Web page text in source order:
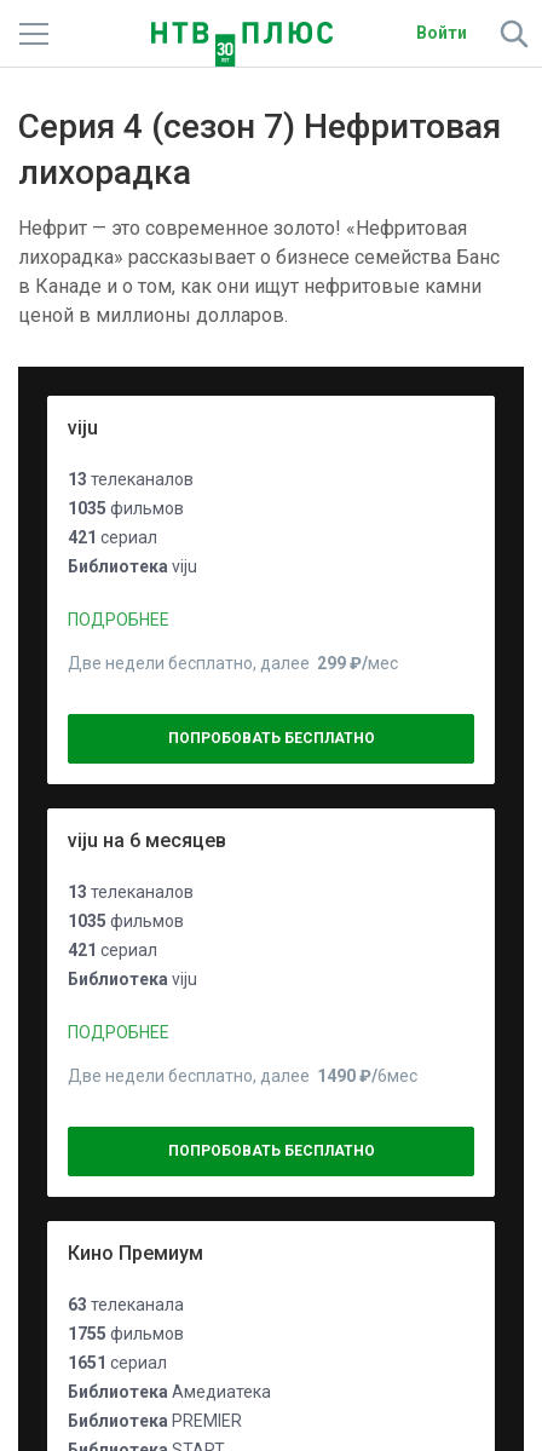
Войти
Фильмы и сериалы
Подписки
Радио
О сайте
Серия 4 (сезон 7) Нефритовая
лихорадка
Нефрит — это современное золото! «Нефритовая
лихорадка» рассказывает о бизнесе семейства Банс
в Канаде и о том, как они ищут нефритовые камни
ценой в миллионы долларов.
viju
13 телеканалов
1035 фильмов
421 сериал
Библиотека viju
ПОДРОБНЕЕ
Две недели бесплатно, далее 299 ₽⁠/⁠мес
ПОПРОБОВАТЬ БЕСПЛАТНО
viju на 6 месяцев
13 телеканалов
1035 фильмов
421 сериал
Библиотека viju
ПОДРОБНЕЕ
Две недели бесплатно, далее 1490 ₽⁠/⁠6мес
ПОПРОБОВАТЬ БЕСПЛАТНО
Кино Премиум
63 телеканала
1755 фильмов
1651 сериал
Библиотека Амедиатека
Библиотека PREMIER